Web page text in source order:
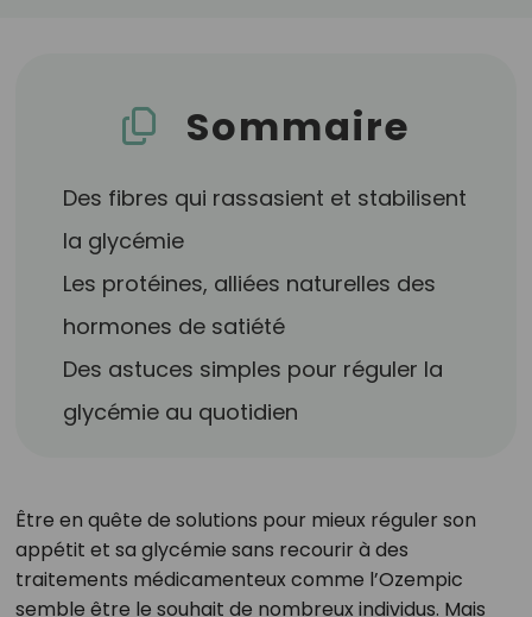
Sommaire
Des fibres qui rassasient et stabilisent
la glycémie
Les protéines, alliées naturelles des
hormones de satiété
Des astuces simples pour réguler la
glycémie au quotidien
Être en quête de solutions pour mieux réguler son
appétit et sa glycémie sans recourir à des
traitements médicamenteux comme l’Ozempic
semble être le souhait de nombreux individus. Mais